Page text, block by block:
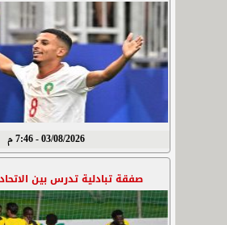
03/08/2026 - 7:46 م
صفقة تبادلية تدرس بين